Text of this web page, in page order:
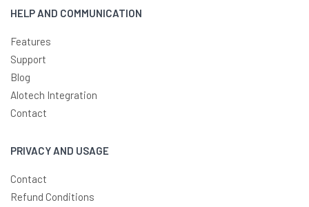
HELP AND COMMUNICATION
Features
Support
Blog
Alotech Integration
Contact
PRIVACY AND USAGE
Contact
Refund Conditions